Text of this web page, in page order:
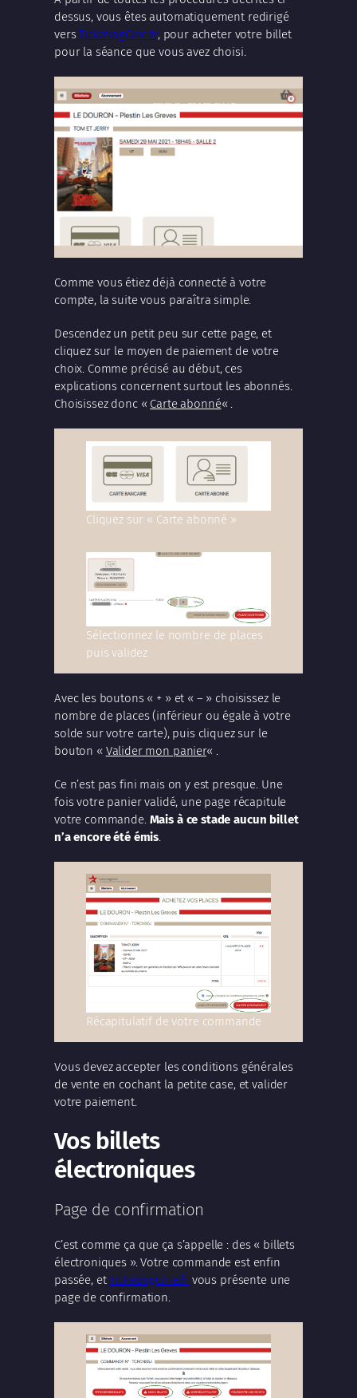
dessus, vous êtes automatiquement redirigé
versTicketingCine.fr, pour acheter votre billet
pour la séance que vous avez choisi.
Comme vous étiez déjà connecté à votre
compte, la suite vous paraîtra simple.
Descendez un petit peu sur cette page, et
cliquez sur le moyen de paiement de votre
choix. Comme précisé au début, ces
explications concernent surtout les abonnés.
Choisissez donc « Carte abonné« .
Cliquez sur « Carte abonné »
Sélectionnez le nombre de places
puis validez
Avec les boutons « + » et « – » choisissez le
nombre de places (inférieur ou égale à votre
solde sur votre carte), puis cliquez sur le
bouton « Valider mon panier« .
Ce n’est pas fini mais on y est presque. Une
fois votre panier validé, une page récapitule
votre commande. Mais à ce stade aucun billet
n’a encore été émis.
Récapitulatif de votre commande
Vous devez accepter les conditions générales
de vente en cochant la petite case, et valider
votre paiement.
Vos billets
électroniques
Page de confirmation
C’est comme ça que ça s’appelle : des « billets
électroniques ». Votre commande est enfin
passée, etTicketingCine.frvous présente une
page de confirmation.